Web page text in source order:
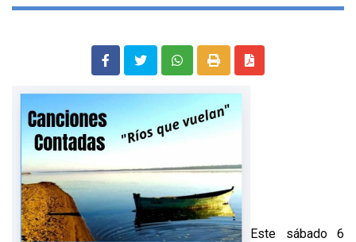
Este sábado 6